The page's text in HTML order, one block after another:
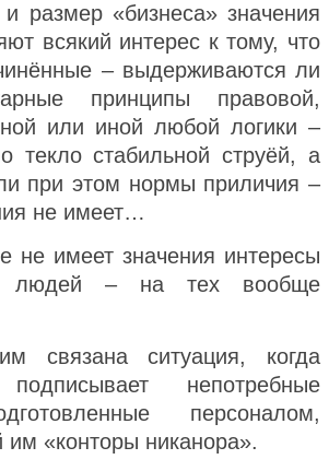
и размер «бизнеса» значения
всякий интерес к тому, что
– выдерживаются ли
принципы правовой,
или иной любой логики –
текло стабильной струёй, а
при этом нормы приличия –
не имеет…
не имеет значения интересы
людей – на тех вообще
связана ситуация, когда
подписывает непотребные
персоналом,
им «конторы никанора».